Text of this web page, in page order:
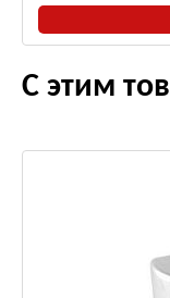
С этим